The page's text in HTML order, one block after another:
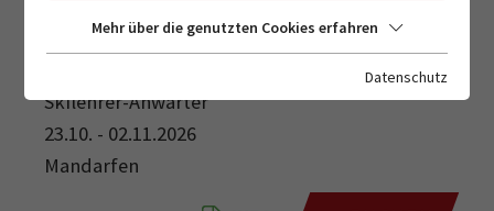
SKILEHRER-ANWÄRTER
Skilehrer-Anwärter
23.10. - 02.11.2026
Mandarfen
Mehr über die genutzten Cookies erfahren
Datenschutz